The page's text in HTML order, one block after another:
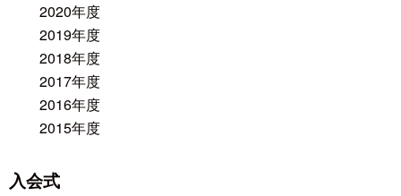
2020年度
2019年度
2018年度
2017年度
2016年度
2015年度
入会式